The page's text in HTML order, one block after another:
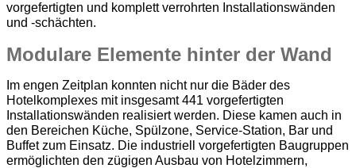
vorgefertigten und komplett verrohrten Installationswänden
und -schächten.
Modulare Elemente hinter der Wand
Im engen Zeitplan konnten nicht nur die Bäder des
Hotelkomplexes mit insgesamt 441 vorgefertigten
Installationswänden realisiert werden. Diese kamen auch in
den Bereichen Küche, Spülzone, Service-Station, Bar und
Buffet zum Einsatz. Die industriell vorgefertigten Baugruppen
ermöglichten den zügigen Ausbau von Hotelzimmern,